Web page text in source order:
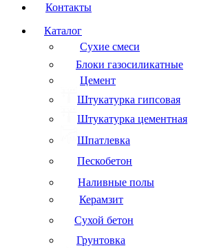
Контакты
Каталог
Сухие смеси
Блоки газосиликатные
Цемент
Штукатурка гипсовая
Штукатурка цементная
Шпатлевка
Пескобетон
Наливные полы
Керамзит
Сухой бетон
Грунтовка